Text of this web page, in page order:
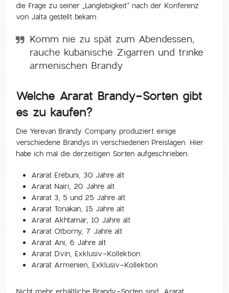
die Frage zu seiner „Langlebigkeit“ nach der Konferenz
von Jalta gestellt bekam:
Komm nie zu spät zum Abendessen,
rauche kubanische Zigarren und trinke
armenischen Brandy
Welche Ararat Brandy-Sorten gibt
es zu kaufen?
Die Yerevan Brandy Company produziert einige
verschiedene Brandys in verschiedenen Preislagen. Hier
habe ich mal die derzeitigen Sorten aufgeschrieben:
Ararat Erebuni, 30 Jahre alt
Ararat Nairi, 20 Jahre alt
Ararat 3, 5 und 25 Jahre alt
Ararat Tonakan, 15 Jahre alt
Ararat Akhtamar, 10 Jahre alt
Ararat Otborny, 7 Jahre alt
Ararat Ani, 6 Jahre alt
Ararat Dvin, Exklusiv-Kollektion
Ararat Armenien, Exklusiv-Kollektion